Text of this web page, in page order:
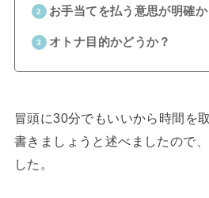
お手当てを払う意思が明確か
オトナ目的かどうか？
冒頭に30分でもいいから時間を
書きましょうと述べましたので
した。